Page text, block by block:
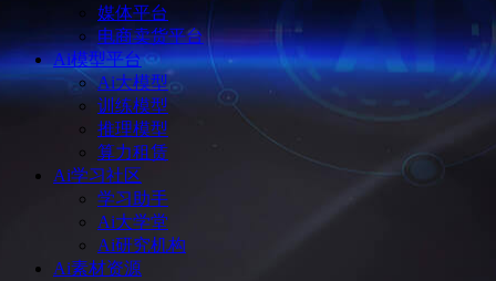
媒体平台
电商卖货平台
Ai模型平台
Ai大模型
训练模型
推理模型
算力租赁
Ai学习社区
学习助手
Ai大学堂
Ai研究机构
Ai素材资源